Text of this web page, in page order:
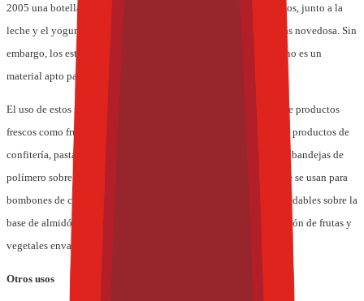
2005 una botella de agua realizada con PLA, uno de los alimentos, junto a la
leche y el yogur y los zumos frescos, cuya aplicación ha sido más novedosa. Sin
embargo, los estudios realizados hasta el momento indican que no es un
material apto para contener bebidas carbónicas.
El uso de estos materiales se está exteniendo entre el envasado de productos
frescos como frutas y verduras; en forma de bandejas rígidas para productos de
confitería, pastas frescas y ensaladas; botellas para agua mineral; bandejas de
polímero sobre la base de almidón de maíz, solubles en agua, que se usan para
bombones de chocolate y galletas, e incluso como films biodegradables sobre la
base de almidón con microperforaciones para permitir la respiración de frutas y
vegetales envasados.
Otros usos